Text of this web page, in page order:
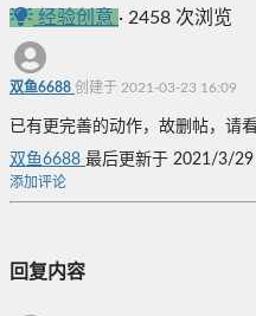
经验创意 · 2458 次浏览
双鱼6688 创建于 2021-03-23 16:09
已有更完善的动作，故删帖，请
双鱼6688 最后更新于 2021/3/29
添加评论
回复内容